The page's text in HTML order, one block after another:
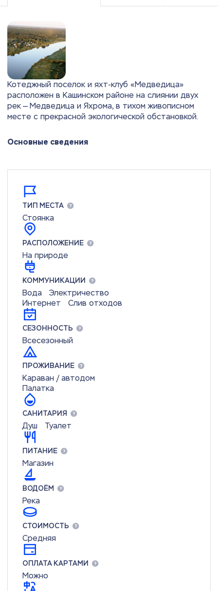
Котеджный поселок и яхт-клуб «Медведица»
расположен в Кашинском районе на слиянии двух
рек — Медведица и Яхрома, в тихом живописном
месте с прекрасной экологической обстановкой.
Основные сведения
ТИП МЕСТА
Стоянка
РАСПОЛОЖЕНИЕ
На природе
КОММУНИКАЦИИ
Вода
Электричество
Интернет
Слив отходов
СЕЗОННОСТЬ
Всесезонный
ПРОЖИВАНИЕ
Караван / автодом
Палатка
САНИТАРИЯ
Душ Туалет
ПИТАНИЕ
Магазин
ВОДОЁМ
Река
СТОИМОСТЬ
Средняя
ОПЛАТА КАРТАМИ
Можно